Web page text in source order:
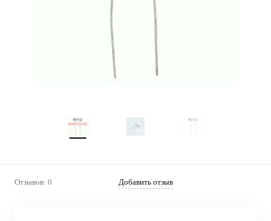
Отзывов: 0 Добавить отзыв